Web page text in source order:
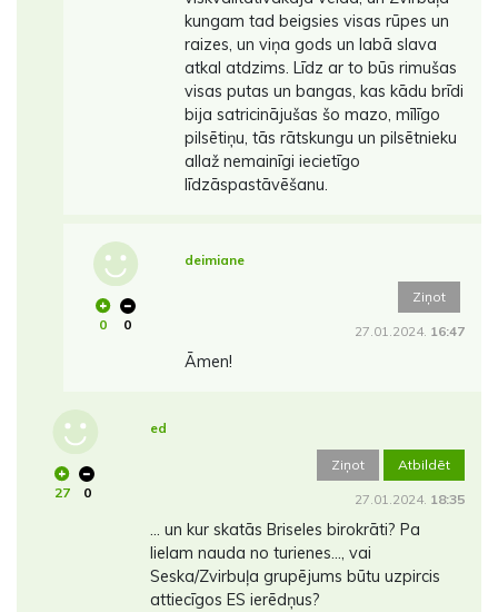
kungam tad beigsies visas rūpes un
raizes, un viņa gods un labā slava
atkal atdzims. Līdz ar to būs rimušas
visas putas un bangas, kas kādu brīdi
bija satricinājušas šo mazo, mīlīgo
pilsētiņu, tās rātskungu un pilsētnieku
allaž nemainīgi iecietīgo
līdzāspastāvēšanu.
0 0
deimiane
Ziņot
27.01.2024. 16:47
Āmen!
27 0
ed
Ziņot Atbildēt
27.01.2024. 18:35
... un kur skatās Briseles birokrāti? Pa
lielam nauda no turienes..., vai
Seska/Zvirbuļa grupējums būtu uzpircis
attiecīgos ES ierēdņus?